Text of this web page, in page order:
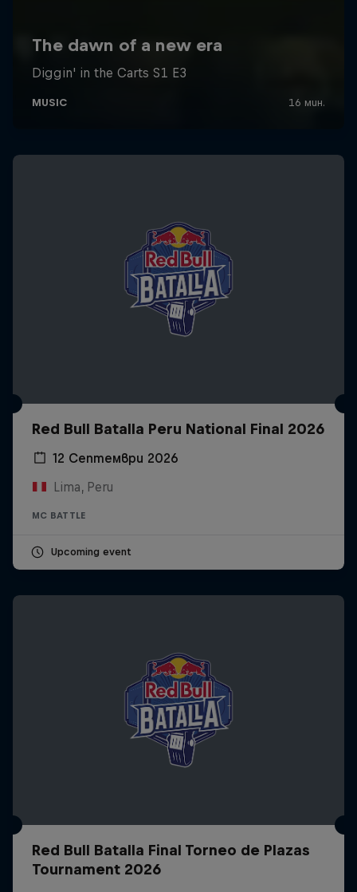
Red Bull Batalla Peru National Final 2026
12 Септември 2026
Lima, Peru
MC BATTLE
Upcoming event
Red Bull Batalla Final Torneo de Plazas
Tournament 2026